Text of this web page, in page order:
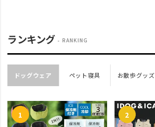
ランキング RANKING
ドッグウェア ペット寝具 お散歩グッズ